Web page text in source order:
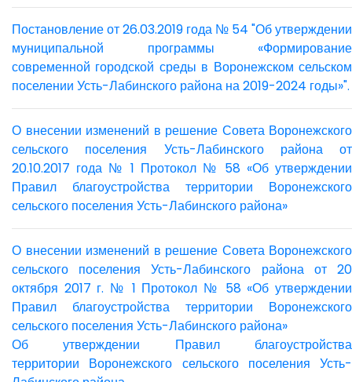
Постановление от 26.03.2019 года № 54 "Об утверждении
муниципальной программы «Формирование
современной городской среды в Воронежском сельском
поселении Усть-Лабинского района на 2019-2024 годы»".
О внесении изменений в решение Совета Воронежского
сельского поселения Усть-Лабинского района от
20.10.2017 года № 1 Протокол № 58 «Об утверждении
Правил благоустройства территории Воронежского
сельского поселения Усть-Лабинского района»
О внесении изменений в решение Совета Воронежского
сельского поселения Усть-Лабинского района от 20
октября 2017 г. № 1 Протокол № 58 «Об утверждении
Правил благоустройства территории Воронежского
сельского поселения Усть-Лабинского района»
Об утверждении Правил благоустройства
территории Воронежского сельского поселения Усть-